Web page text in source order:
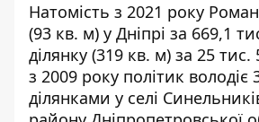
Натомість з 2021 року
(93 кв. м) у Дніпрі за 669,1
ділянку (319 кв. м) за 25
з 2009 року політик
ділянками у селі